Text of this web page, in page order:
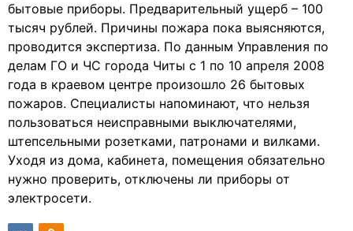
бытовые приборы. Предварительный ущерб – 100
тысяч рублей. Причины пожара пока выясняются,
проводится экспертиза. По данным Управления по
делам ГО и ЧС города Читы с 1 по 10 апреля 2008
года в краевом центре произошло 26 бытовых
пожаров. Специалисты напоминают, что нельзя
пользоваться неисправными выключателями,
штепсельными розетками, патронами и вилками.
Уходя из дома, кабинета, помещения обязательно
нужно проверить, отключены ли приборы от
электросети.